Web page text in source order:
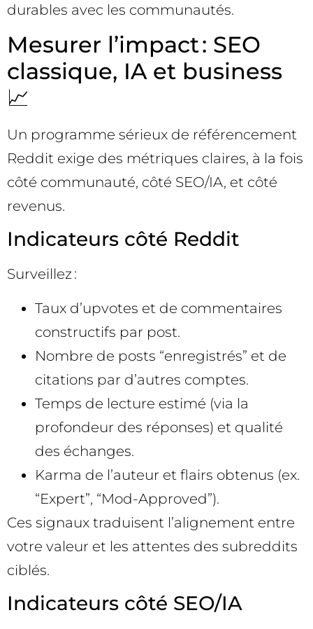
durables avec les communautés.
Mesurer l’impact : SEO
classique, IA et business
📈
Un programme sérieux de référencement
Reddit exige des métriques claires, à la fois
côté communauté, côté SEO/IA, et côté
revenus.
Indicateurs côté Reddit
Surveillez :
Taux d’upvotes et de commentaires
constructifs par post.
Nombre de posts “enregistrés” et de
citations par d’autres comptes.
Temps de lecture estimé (via la
profondeur des réponses) et qualité
des échanges.
Karma de l’auteur et flairs obtenus (ex.
“Expert”, “Mod-Approved”).
Ces signaux traduisent l’alignement entre
votre valeur et les attentes des subreddits
ciblés.
Indicateurs côté SEO/IA